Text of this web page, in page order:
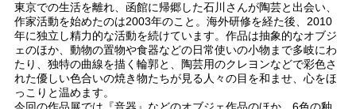
東京での生活を離れ、函館に帰郷した石川さんが陶芸と出会い、
作家活動を始めたのは2003年のこと。海外研修を経た後、2010
年に独立し精力的な活動を続けています。作品は抽象的なオブジ
ェのほか、動物の置物や食器などの日常使いの小物まで多岐にわ
たり、独特の曲線を描く輪郭と、陶芸用のクレヨンなどで彩色さ
れた優しい色合いの焼き物たちが見る人々の目を和ませ、心をほ
っこりと温めます。